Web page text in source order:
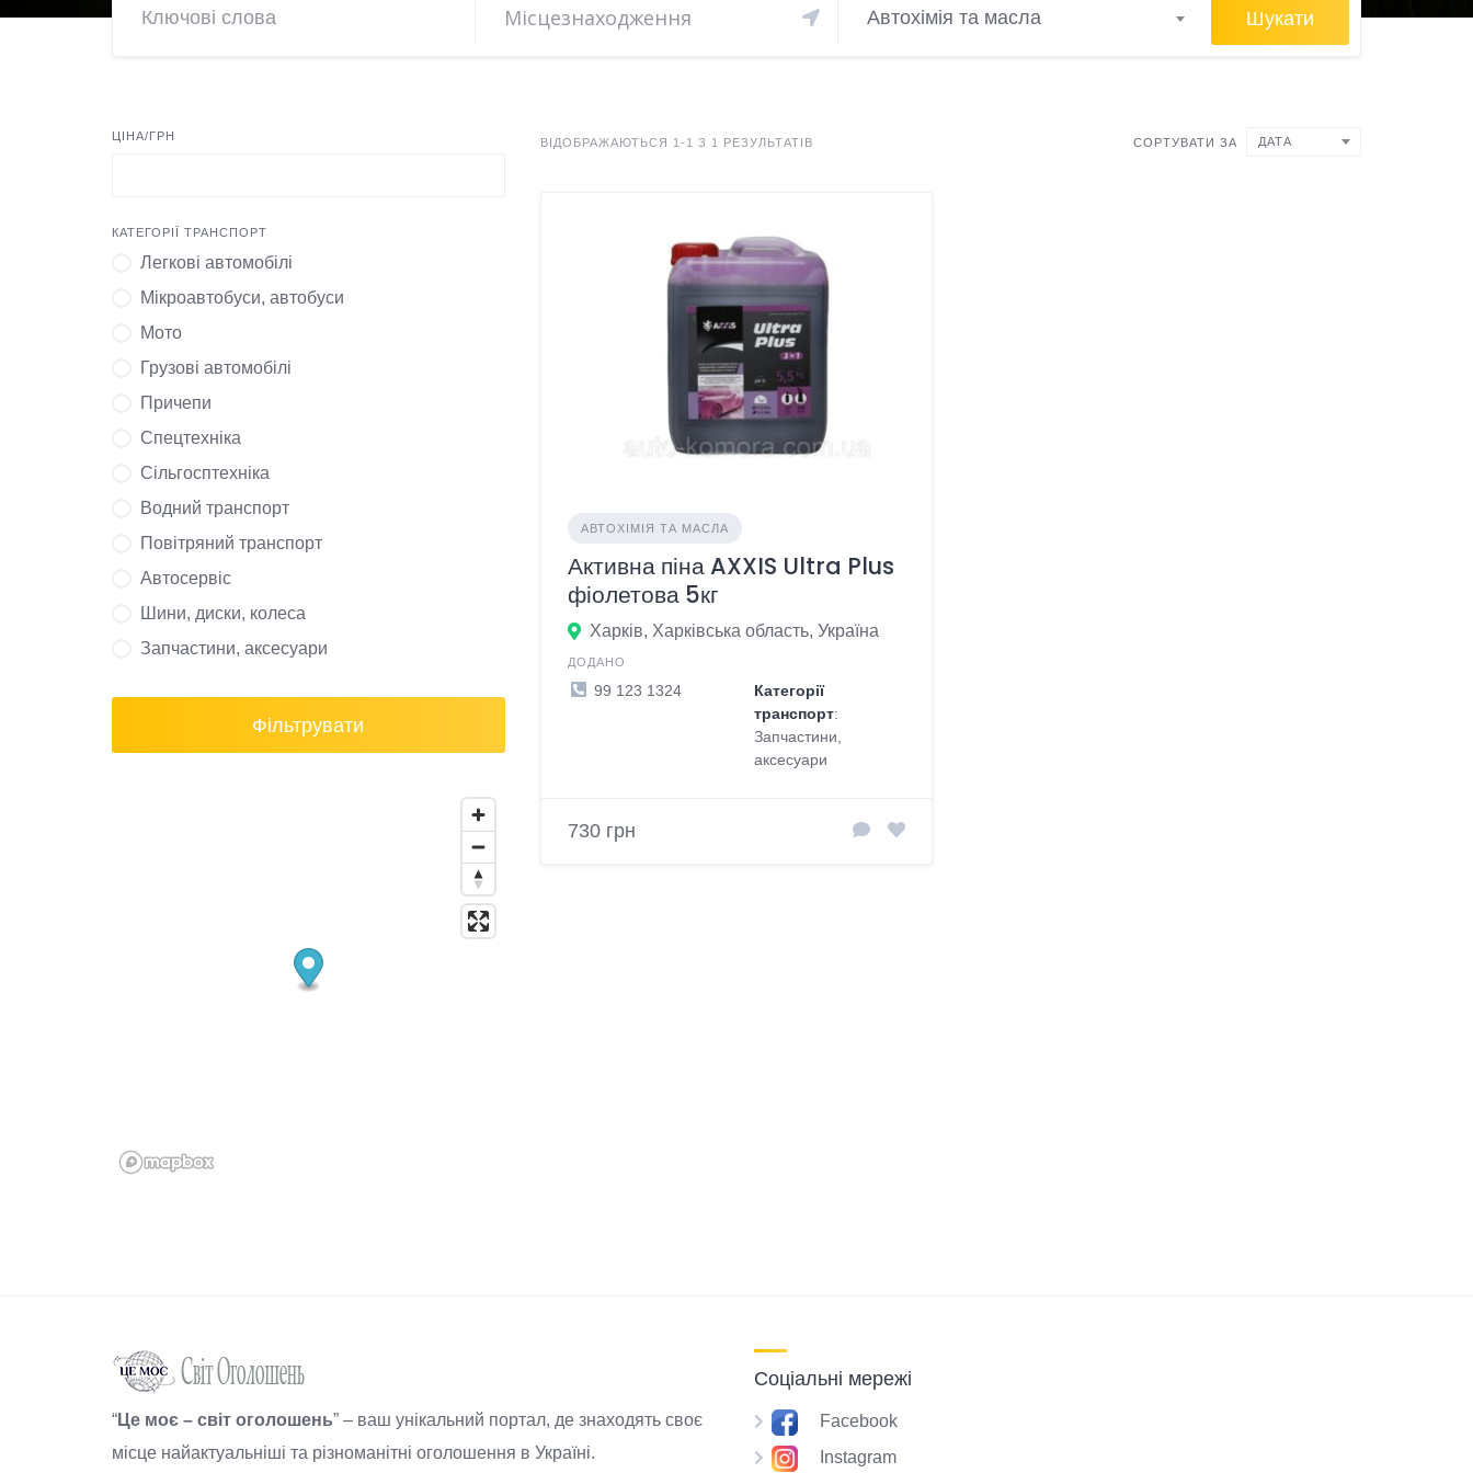
Автохімія та масла Шукати
ЦІНА/ГРН
КАТЕГОРІЇ ТРАНСПОРТ
Легкові автомобілі
Мікроавтобуси, автобуси
Мото
Грузові автомобілі
Причепи
Спецтехніка
Сільгосптехніка
Водний транспорт
Повітряний транспорт
Автосервіс
Шини, диски, колеса
Запчастини, аксесуари
Фільтрувати
ВІДОБРАЖАЮТЬСЯ 1-1 З 1 РЕЗУЛЬТАТІВ СОРТУВАТИ ЗА ДАТА
АВТОХІМІЯ ТА МАСЛА
Активна піна AXXIS Ultra Plus
фіолетова 5кг
Харків, Харківська область, Україна
ДОДАНО
99 123 1324
Категорії
транспорт:
Запчастини,
аксесуари
730 грн
“Це моє – світ оголошень” – ваш унікальний портал, де знаходять своє
місце найактуальніші та різноманітні оголошення в Україні.
Соціальні мережі
Facebook
Instagram